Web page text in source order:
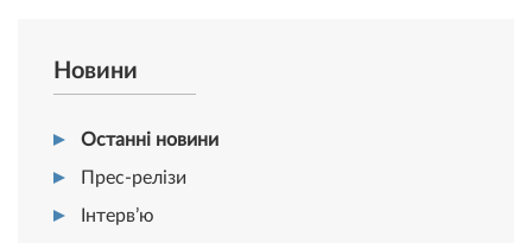
Новини
Останні новини
Прес-релізи
Інтерв’ю